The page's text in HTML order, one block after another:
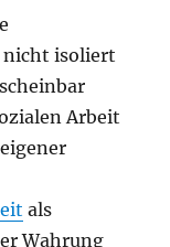
nicht isoliert
Arbeit
als
Wahrung